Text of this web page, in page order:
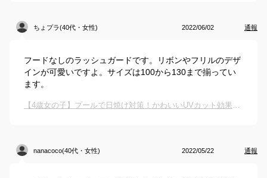
ちょプラ(40代・女性) 2022/06/02 通報
フードなしのラッシュガードです。リボンやフリルのデザ
インが可愛いですよ。サイズは100から130まで揃ってい
ます。
【4歳女の子】プールで日焼け対策！かわいいUVカット効果のあるラッシュガードは？
nanacoco(40代・女性) 2022/05/22 通報